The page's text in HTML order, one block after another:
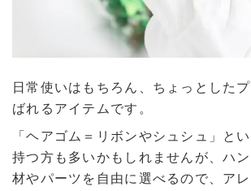
日常使いはもちろん、ちょっとした
ばれるアイテムです。
「ヘアゴム＝リボンやシュシュ」と
持つ方も多いかもしれませんが、ハ
材やパーツを自由に選べるので、ア